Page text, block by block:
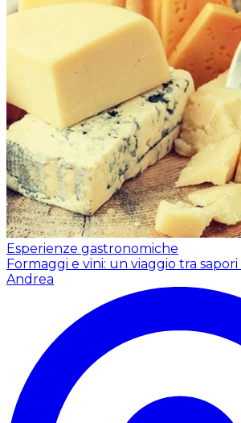
Esperienze gastronomiche
Formaggi e vini: un viaggio tra sapori
Andrea